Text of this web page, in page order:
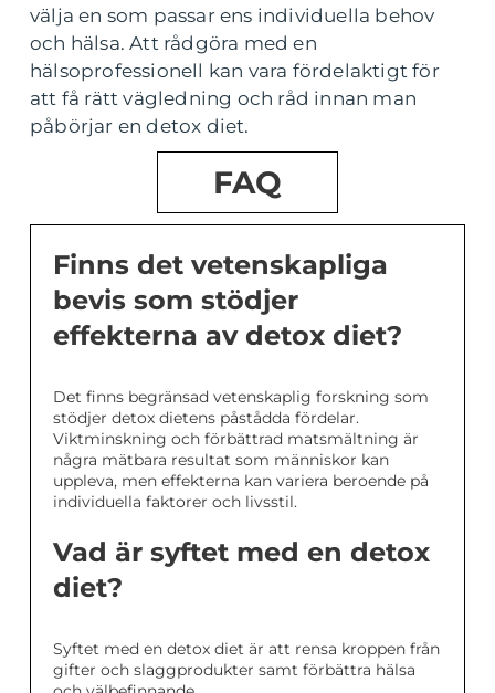
välja en som passar ens individuella behov
och hälsa. Att rådgöra med en
hälsoprofessionell kan vara fördelaktigt för
att få rätt vägledning och råd innan man
påbörjar en detox diet.
FAQ
Finns det vetenskapliga
bevis som stödjer
effekterna av detox diet?
Det finns begränsad vetenskaplig forskning som
stödjer detox dietens påstådda fördelar.
Viktminskning och förbättrad matsmältning är
några mätbara resultat som människor kan
uppleva, men effekterna kan variera beroende på
individuella faktorer och livsstil.
Vad är syftet med en detox
diet?
Syftet med en detox diet är att rensa kroppen från
gifter och slaggprodukter samt förbättra hälsa